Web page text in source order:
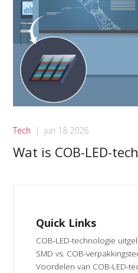
Tech | jun 18 2026
Wat is COB-LED-
Quick Links
COB-LED-technologie
SMD vs. COB-
Voordelen van COB-LED-